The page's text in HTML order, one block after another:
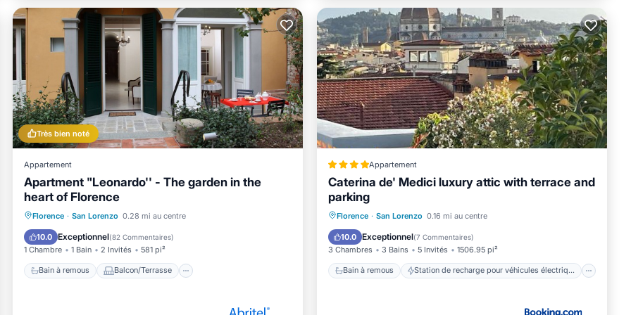
Très bien noté
Appartement
Apartment "Leonardo'' - The garden in the
heart of Florence
Florence · San Lorenzo 0.28 mi au centre
10.0 Exceptionnel(82 Commentaires)
1 Chambre 1 Bain 2 Invités 581 pi²
Bain à remous Balcon/Terrasse
Bain à remous
Balcon/Terrasse
Cuisine
Climatisation
Appartement
Caterina de' Medici luxury attic with terrace and
parking
Florence · San Lorenzo 0.16 mi au centre
10.0 Exceptionnel(7 Commentaires)
3 Chambres 3 Bains 5 Invités 1506.95 pi²
Bain à remous Station de recharge pour véhicules électriques
Station de recharge pour véhicules électriques
Parking
Balcon/Terrasse